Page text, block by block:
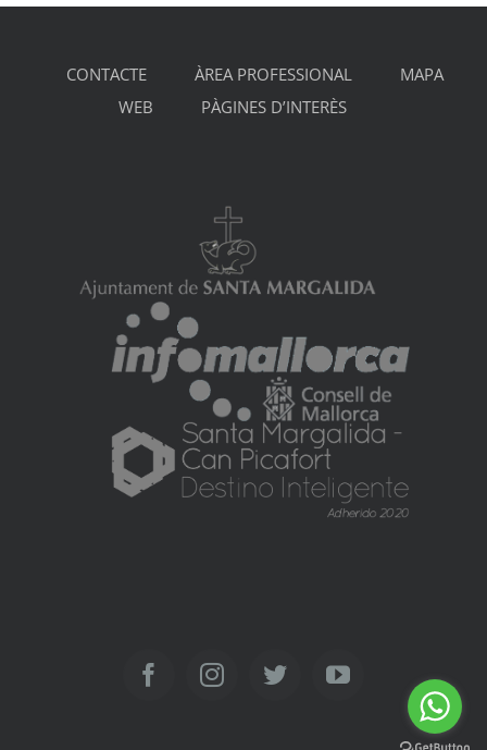
CONTACTE ÀREA PROFESSIONAL
MAPA
WEB
PÀGINES D’INTERÈS
FacebookInstagramTwitterYouTube